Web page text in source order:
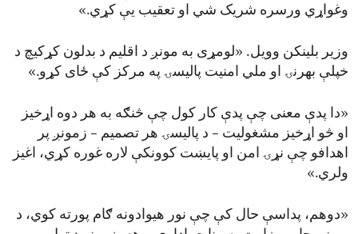
وغواړي ورسره شریک شي او تعقیب یې کړي.»
وزیر بلینکن وویل. «لومړی به مونږ د اقلیم د بدلون کړکیچ د
خپلې بهرنۍ او ملي امنیت پالیسۍ په مرکز کې ځای کړو.»
«دا پدې معنی چې پدې کار کول چې څنګه به هر دوه اړخیز
او څو اړخیز مشغولیت – د پالیسۍ هر تصمیم – زمونږ پر
اهدافو چې نړۍ امن او پایښت کوونکې لاره غوره کړي، اغیز
ولري.»
«دوهم، پداسې حال کې چې نور هیوادونه ګام پورته کوي، د